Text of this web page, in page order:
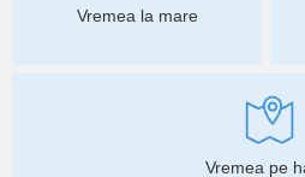
Vremea la mare
Vremea pe